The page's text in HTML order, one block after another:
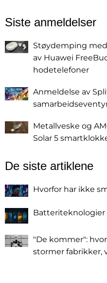
Siste anmeldelser
Støydemping
av Huawei
hodetelefoner
Anmeldelse av
Metallveske og
Solar 5
De siste artiklene
Hvorfor har ikke
Batteriteknologier
"De kommer":
stormer fabrikker,